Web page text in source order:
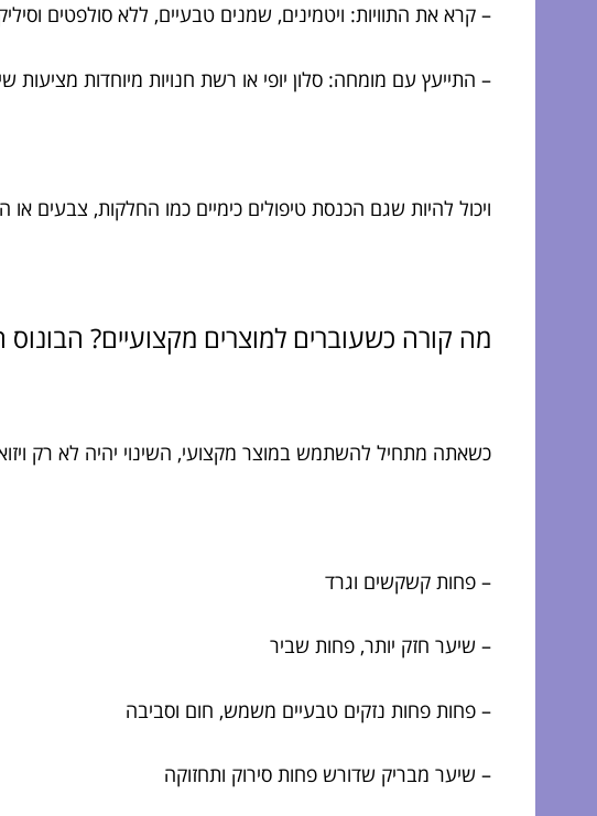
– קרא את התוויות: ויטמינים, שמנים טבעיים, ללא סולפטים
– התייעץ עם מומחה: סלון יופי או רשת חנויות מיוחדות מציעות
ויכול להיות שגם הכנסת טיפולים כימיים כמו החלקות,
מה קורה כשעוברים למוצרים מקצועיים?
כשאתה מתחיל להשתמש במוצר מקצועי, השינוי יהיה לא רק
– פחות קשקשים וגרד
– שיער חזק יותר, פחות שביר
– פחות פחות נזקים טבעיים משמש, חום וסביבה
– שיער מבריק שדורש פחות סירוק ותחזוקה